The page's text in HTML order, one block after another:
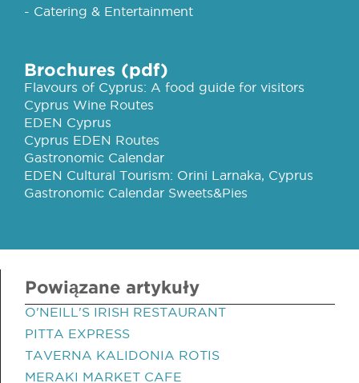
- Catering & Entertainment
Brochures (pdf)
Flavours of Cyprus: A food guide for visitors
Cyprus Wine Routes
EDEN Cyprus
Cyprus EDEN Routes
Gastronomic Calendar
EDEN Cultural Tourism: Orini Larnaka, Cyprus
Gastronomic Calendar Sweets&Pies
Powiązane artykuły
O'NEILL'S IRISH RESTAURANT
PITTA EXPRESS
TAVERNA KALIDONIA ROTIS
MERAKI MARKET CAFE